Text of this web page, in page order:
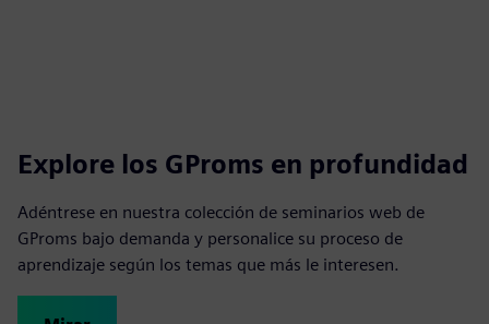
Explore los GProms en profundidad
Adéntrese en nuestra colección de seminarios web de
GProms bajo demanda y personalice su proceso de
aprendizaje según los temas que más le interesen.